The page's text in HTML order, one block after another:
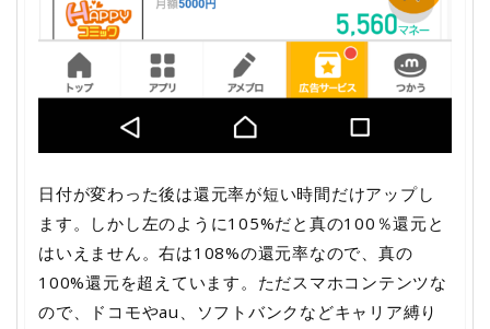
日付が変わった後は還元率が短い時間だけアップし
ます。しかし左のように105%だと真の100％還元と
はいえません。右は108%の還元率なので、真の
100%還元を超えています。ただスマホコンテンツな
ので、ドコモやau、ソフトバンクなどキャリア縛り